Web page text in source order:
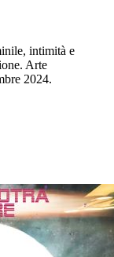
intimità e
Arte
2024.